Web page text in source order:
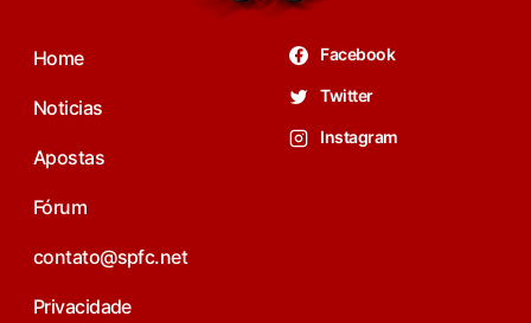
Home
Noticias
Apostas
Fórum
contato@spfc.net
Privacidade
Facebook
Twitter
Instagram